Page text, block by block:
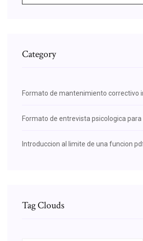
Category
Formato de mantenimiento correctivo
Formato de entrevista psicologica
Introduccion al limite de una funcion
Tag Clouds